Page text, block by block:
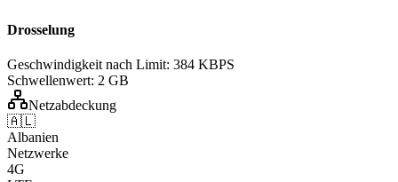
Drosselung
Geschwindigkeit nach Limit: 384 KBPS
Schwellenwert: 2 GB
Netzabdeckung
🇦🇱
Albanien
Netzwerke
4G